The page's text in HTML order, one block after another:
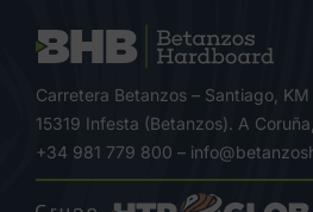
Carretera Betanzos – Santiago, KM
15319 Infesta (Betanzos). A
+34 981 779 800 –